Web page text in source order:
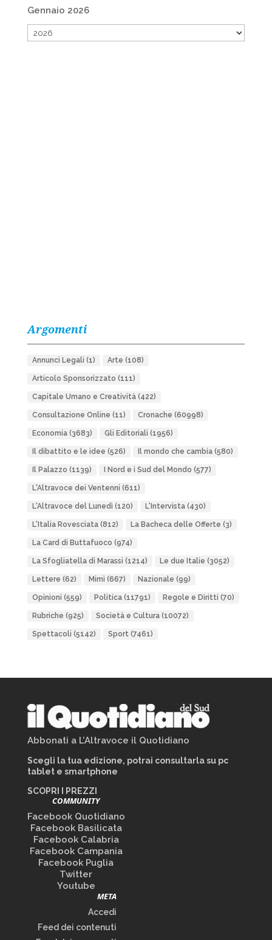
Gennaio 2026
Argomenti
Annunci Legali (1) Arte (108)
Articolo Sponsorizzato (111)
Capitale Umano e Creatività(422)
Consultazione Online (11) Cronache (60998)
Economia(3683) Gli Editoriali (1956)
Il dibattito e le idee (526) Il mondo che cambia(580)
Il Palazzo (1139) I Nord e i Sud del Mondo (577)
L'Altravoce dei Ventenni (611)
L'Altravoce del Lunedì (120) L'Intervista(430)
L'Italia Rovesciata(812) La Bacheca delle Offerte (3)
La Card di Buttafuoco (974)
La Sfogliatella di Marassi (1214) Le due Italie (3052)
Lettere (62) Mimì (667) Nazionale (99)
Opinioni (559) Politica(11791) Regole e Diritti (70)
Rubriche (925) Società e Cultura(10072)
Spettacoli (5142) Sport(7461)
Abbonati a L’Altravoce il Quotidiano
Scegli la tua edizione, potrai consultarla su pc
tablet e smartphone
SCOPRI I PREZZI
COMMUNITY
Facebook Quotidiano
Facebook Basilicata
Facebook Calabria
Facebook Campania
Facebook Puglia
Twitter
Youtube
META
Accedi
Feed dei contenuti